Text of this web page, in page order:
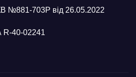
№881-703Р від 26.05.2022
R-40-02241